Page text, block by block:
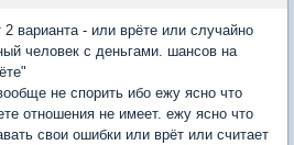
2 варианта - или врёте или случайно
человек с деньгами. шансов на
не спорить ибо ежу ясно что
отношения не имеет. ежу ясно что
свои ошибки или врёт или считает